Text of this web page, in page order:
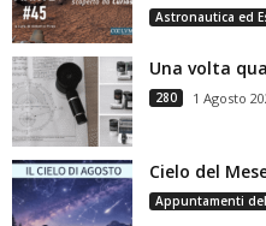
Astronautica ed
Una volta
280 1 Agosto
Cielo del
Appuntamenti